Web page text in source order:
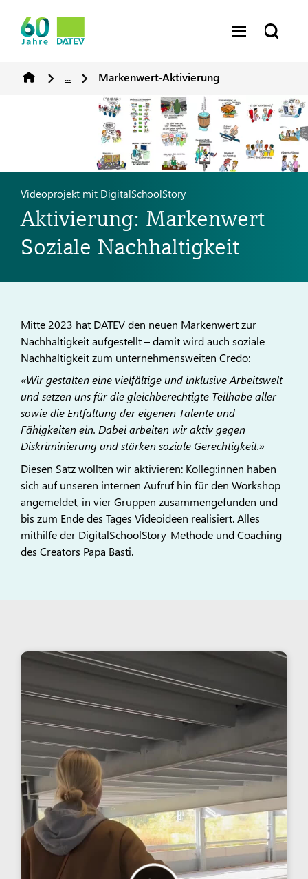
... Markenwert-Aktivierung
Videoprojekt mit DigitalSchoolStory
Aktivierung: Markenwert
Soziale Nachhaltigkeit
Mitte 2023 hat DATEV den neuen Markenwert zur
Nachhaltigkeit aufgestellt – damit wird auch soziale
Nachhaltigkeit zum unternehmensweiten Credo:
«Wir gestalten eine vielfältige und inklusive Arbeitswelt
und setzen uns für die gleichberechtigte Teilhabe aller
sowie die Entfaltung der eigenen Talente und
Fähigkeiten ein. Dabei arbeiten wir aktiv gegen
Diskriminierung und stärken soziale Gerechtigkeit.»
Diesen Satz wollten wir aktivieren: Kolleg:innen haben
sich auf unseren internen Aufruf hin für den Workshop
angemeldet, in vier Gruppen zusammengefunden und
bis zum Ende des Tages Videoideen realisiert. Alles
mithilfe der DigitalSchoolStory-Methode und Coaching
des Creators Papa Basti.